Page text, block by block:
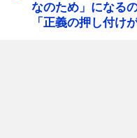
なのため」になる
「正義の押し付け